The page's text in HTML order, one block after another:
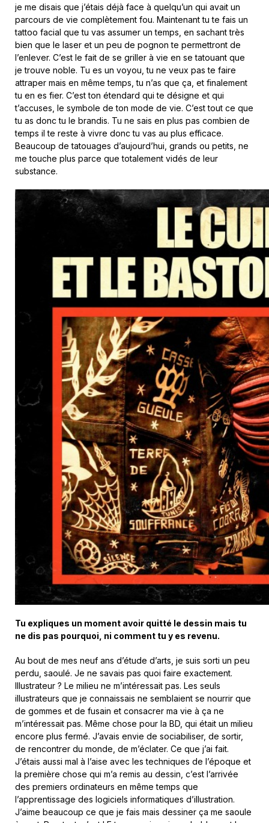
je me disais que j’étais déjà face à quelqu’un qui avait un
parcours de vie complètement fou. Maintenant tu te fais un
tattoo facial que tu vas assumer un temps, en sachant très
bien que le laser et un peu de pognon te permettront de
l’enlever. C’est le fait de se griller à vie en se tatouant que
je trouve noble. Tu es un voyou, tu ne veux pas te faire
attraper mais en même temps, tu n’as que ça, et finalement
tu en es fier. C’est ton étendard qui te désigne et qui
t’accuses, le symbole de ton mode de vie. C’est tout ce que
tu as donc tu le brandis. Tu ne sais en plus pas combien de
temps il te reste à vivre donc tu vas au plus efficace.
Beaucoup de tatouages d’aujourd’hui, grands ou petits, ne
me touche plus parce que totalement vidés de leur
substance.
Tu expliques un moment avoir quitté le dessin mais tu
ne dis pas pourquoi, ni comment tu y es revenu.
Au bout de mes neuf ans d’étude d’arts, je suis sorti un peu
perdu, saoulé. Je ne savais pas quoi faire exactement.
Illustrateur ? Le milieu ne m’intéressait pas. Les seuls
illustrateurs que je connaissais ne semblaient se nourrir que
de gommes et de fusain et consacrer ma vie à ça ne
m’intéressait pas. Même chose pour la BD, qui était un milieu
encore plus fermé. J’avais envie de sociabiliser, de sortir,
de rencontrer du monde, de m’éclater. Ce que j’ai fait.
J’étais aussi mal à l’aise avec les techniques de l’époque et
la première chose qui m’a remis au dessin, c’est l’arrivée
des premiers ordinateurs en même temps que
l’apprentissage des logiciels informatiques d’illustration.
J’aime beaucoup ce que je fais mais dessiner ça me saoule